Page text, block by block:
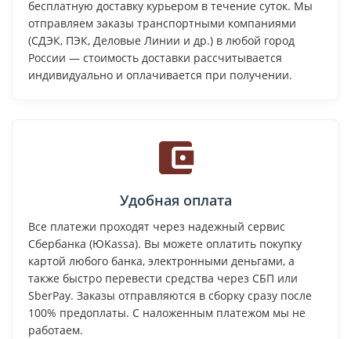
бесплатную доставку курьером в течение суток. Мы
отправляем заказы транспортными компаниями
(СДЭК, ПЭК, Деловые Линии и др.) в любой город
России — стоимость доставки рассчитывается
индивидуально и оплачивается при получении.
Удобная оплата
Все платежи проходят через надежный сервис
Сбербанка (ЮKassa). Вы можете оплатить покупку
картой любого банка, электронными деньгами, а
также быстро перевести средства через СБП или
SberPay. Заказы отправляются в сборку сразу после
100% предоплаты. С наложенным платежом мы не
работаем.